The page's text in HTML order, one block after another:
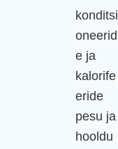
konditsi
oneerid
e ja
kalorife
eride
pesu ja
hooldu